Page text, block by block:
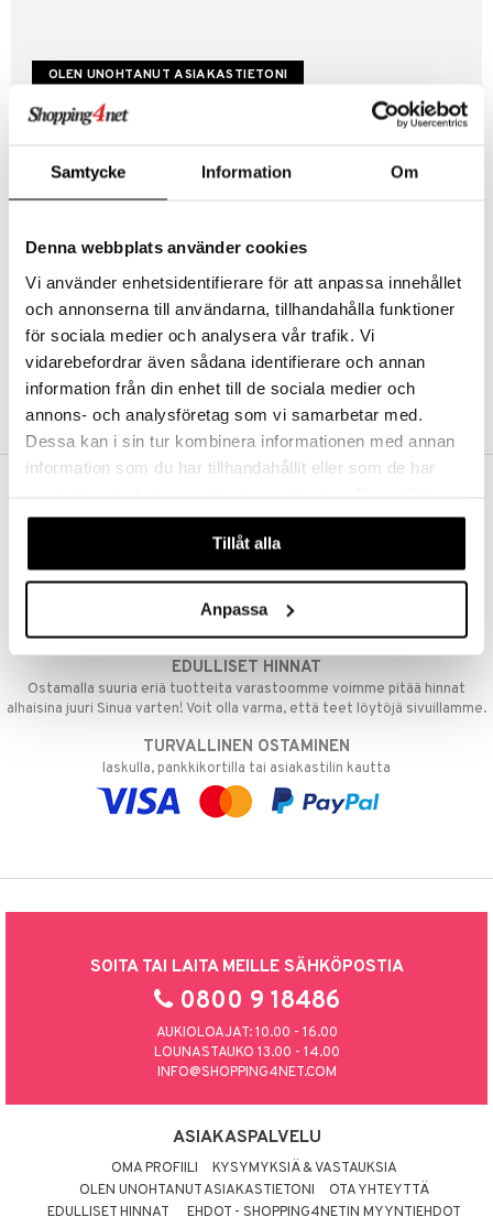
Samtycke Information Om
Denna webbplats använder cookies
Vi använder enhetsidentifierare för att anpassa innehållet
och annonserna till användarna, tillhandahålla funktioner
för sociala medier och analysera vår trafik. Vi
vidarebefordrar även sådana identifierare och annan
information från din enhet till de sociala medier och
annons- och analysföretag som vi samarbetar med.
Dessa kan i sin tur kombinera informationen med annan
information som du har tillhandahållit eller som de har
våra cookies vid fortsatt användande av vår webbplats.
Tillåt alla
Anpassa
Luo uusi asiakas
Hyviä tarjouksia
Kestotilaus
Arvostele tuotteita
Toivelistat
LUO ASIAKAS
Aina maksuton vaihtoehto, huolimatta siitä ostatko yksittäisen
tuotteen tai koko tilauksellesi joka ylittää 50 €.
NOPEAT TOIMITUKSET
Ennen kello 13.00 tehdyt tilaukset lähetetään normaalisti samana
EDULLISET HINNAT
Ostamalla suuria eriä tuotteita varastoomme voimme pitää hinnat
alhaisina juuri Sinua varten! Voit olla varma, että teet löytöjä sivuillamme.
TURVALLINEN OSTAMINEN
laskulla, pankkikortilla tai asiakastilin kautta
SOITA TAI LAITA MEILLE SÄHKÖPOSTIA
0800 9 18486
AUKIOLOAJAT: 10.00 - 16.00
LOUNASTAUKO 13.00 - 14.00
INFO@SHOPPING4NET.COM
ASIAKASPALVELU
OMA PROFIILI
KYSYMYKSIÄ & VASTAUKSIA
OLEN UNOHTANUT ASIAKASTIETONI
OTA YHTEYTTÄ
EDULLISET HINNAT
EHDOT - SHOPPING4NETIN MYYNTIEHDOT